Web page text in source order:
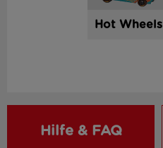
Hot Wheels
Hilfe & FAQ